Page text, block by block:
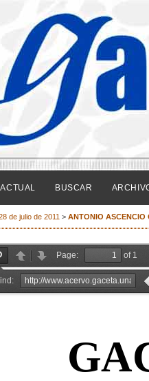
ACTUAL BUSCAR
de julio de 2011 > ANTONIO ASCENCIO